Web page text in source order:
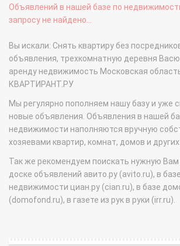
Объявлений в нашей базе по
запросу не найдено...
Вы искали: Снять квартиру без
объявления, трехкомнатную деревня
аренду недвижимость Московская
КВАРТИРАНТ.РУ
Мы регулярно пополняем нашу базу и уже
новые объявления. Объявления в нашей
недвижимости наполняются вручную
хозяевами квартир, комнат, домов и
Так же рекомендуем поискать нужную
доске объявлений авито.ру (avito.ru), в
недвижимости циан.ру (cian.ru), в базе
(domofond.ru), в газете из рук в руки (irr.ru).